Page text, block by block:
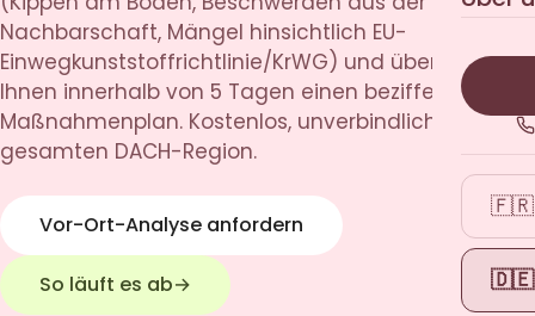
🇫🇷
🇩🇪
Nachbarschaft, Mängel hinsichtlich EU-
Einwegkunststoffrichtlinie/KrWG) und übergibt
Ihnen innerhalb von 5 Tagen einen bezifferten
Maßnahmenplan. Kostenlos, unverbindlich, in der
gesamten DACH-Region.
Vor-Ort-Analyse anfordern
So läuft es ab→